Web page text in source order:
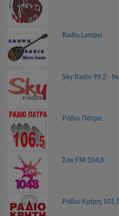
Radio Lampsi
Sky Radio 99.2 -
Ράδιο Πάτρα
Σοκ FM 104,8
Ράδιο Κρήτη